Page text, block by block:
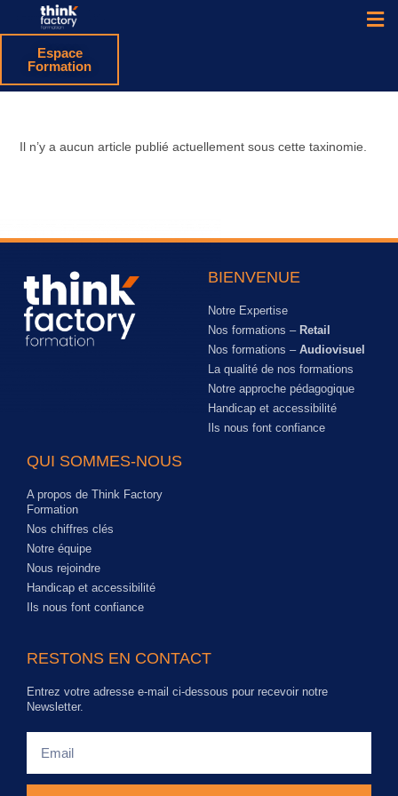
Espace
Formation
Il n’y a aucun article publié actuellement sous cette taxinomie.
BIENVENUE
Notre Expertise
Nos formations – Retail
Nos formations – Audiovisuel
La qualité de nos formations
Notre approche pédagogique
Handicap et accessibilité
Ils nous font confiance
QUI SOMMES-NOUS
A propos de Think Factory
Formation
Nos chiffres clés
Notre équipe
Nous rejoindre
Handicap et accessibilité
Ils nous font confiance
RESTONS EN CONTACT
Entrez votre adresse e-mail ci-dessous pour recevoir notre
Newsletter.